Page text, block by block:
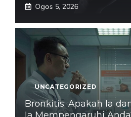
Ogos 5, 2026
UNCATEGORIZED
Bronkitis: Apakah Ia
Ia Mempengaruhi